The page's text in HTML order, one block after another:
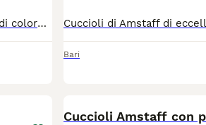
Allevamento professionale dispone di cuccioli di Amstaff di colore bianco. I cuccioli sono consegnati, compiuti i due mesi di età, con libretto sanitario con profilassi vaccinale, microchip, certificato veterinario di buona salute e pedigree ENCI. I cuccioli sono in provincia di Bari in Puglia e sono a richiesta consegnati in tutta Italia. Per maggiori informazioni chiamare il 3931177788 o inviare messaggio WhatsApp allo stesso numero.
Bari
Cuccioli Amstaff con